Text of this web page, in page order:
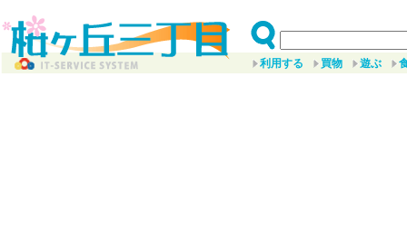
利用する 買物 遊ぶ